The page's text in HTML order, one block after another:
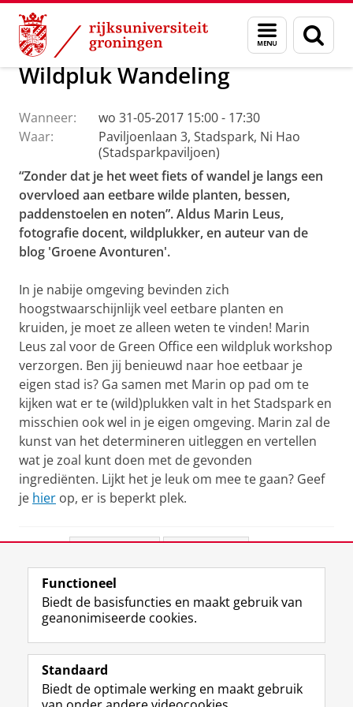
Skip
Content
Skip
Navigation
Menu
en
zoeken
Over ons Profiel Feiten en cijfers Duurzaamheid
Wildpluk Wandeling
Wanneer:
wo 31-05-2017 15:00 - 17:30
Waar:
Paviljoenlaan 3, Stadspark, Ni Hao
(Stadsparkpaviljoen)
“Zonder dat je het weet fiets of wandel je langs een
overvloed aan eetbare wilde planten, bessen,
paddenstoelen en noten”. Aldus Marin Leus,
fotografie docent, wildplukker, en auteur van de
blog 'Groene Avonturen'.
In je nabije omgeving bevinden zich
hoogstwaarschijnlijk veel eetbare planten en
kruiden, je moet ze alleen weten te vinden! Marin
Leus zal voor de Green Office een wildpluk workshop
verzorgen. Ben jij benieuwd naar hoe eetbaar je
eigen stad is? Ga samen met Marin op pad om te
kijken wat er te (wild)plukken valt in het Stadspark en
misschien ook wel in je eigen omgeving. Marin zal de
kunst van het determineren uitleggen en vertellen
wat je zoal kunt doen met de gevonden
ingrediënten. Lijkt het je leuk om mee te gaan? Geef
je hier op, er is beperkt plek.
View this page in:English
Volg de RUG
F
a
e
L
i
k
R
S
-
I
n
t
Y
o
T
Studiekiezers
Functioneel
Biedt de basisfuncties en maakt gebruik van
geanonimiseerde cookies.
Standaard
Biedt de optimale werking en maakt gebruik